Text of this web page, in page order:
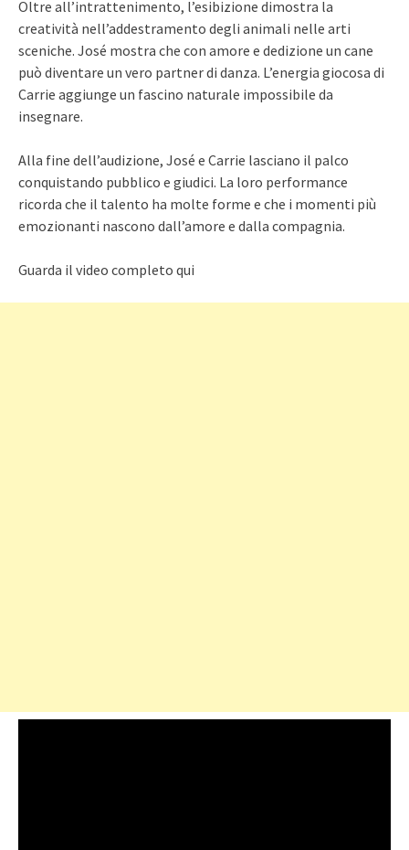
Oltre all’intrattenimento, l’esibizione dimostra la
creatività nell’addestramento degli animali nelle arti
sceniche. José mostra che con amore e dedizione un cane
può diventare un vero partner di danza. L’energia giocosa di
Carrie aggiunge un fascino naturale impossibile da
insegnare.
Alla fine dell’audizione, José e Carrie lasciano il palco
conquistando pubblico e giudici. La loro performance
ricorda che il talento ha molte forme e che i momenti più
emozionanti nascono dall’amore e dalla compagnia.
Guarda il video completo qui